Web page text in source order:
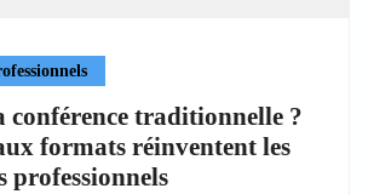
conférence traditionnelle ?
formats réinventent les
professionnels